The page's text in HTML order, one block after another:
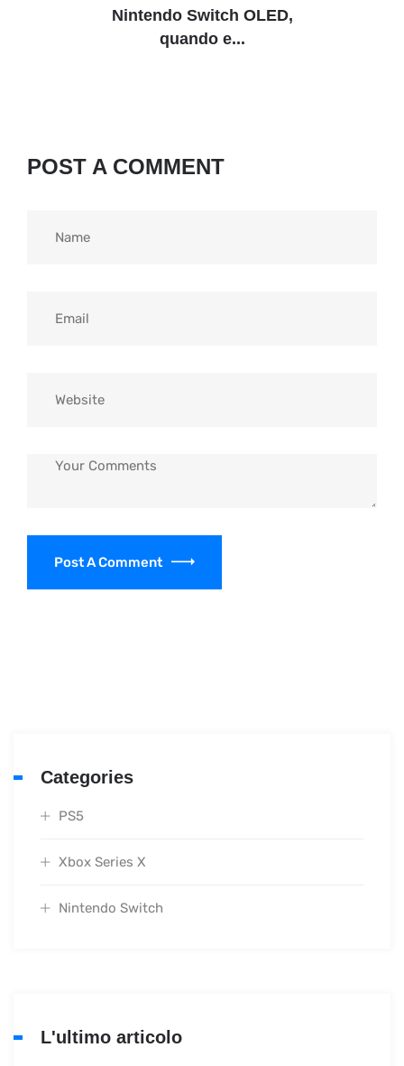
Nintendo Switch OLED,
quando e...
POST A COMMENT
Post A Comment
Categories
PS5
Xbox Series X
Nintendo Switch
L'ultimo articolo